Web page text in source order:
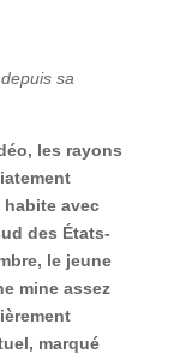
sa
les rayons
habite avec
des États-
le jeune
mine assez
marqué